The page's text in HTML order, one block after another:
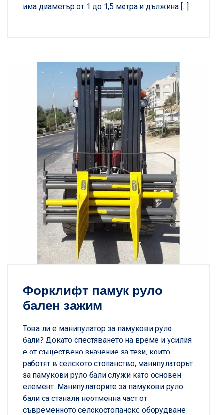
има диаметър от 1 до 1,5 метра и дължина [...]
Форклифт памук руло
бален зажим
Това ли е манипулатор за памукови руло
бали? Докато спестяването на време и усилия
е от съществено значение за тези, които
работят в селското стопанство, манипулаторът
за памукови руло бали служи като основен
елемент. Манипулаторите за памукови руло
бали са станали неотменна част от
съвременното селскостопанско оборудване,